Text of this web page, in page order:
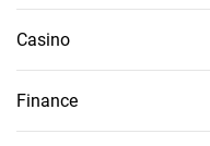
Casino
Finance